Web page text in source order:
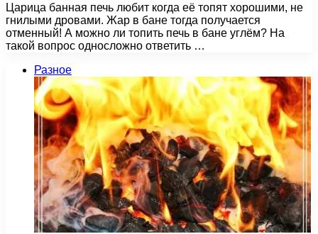
Царица банная печь любит когда её топят хорошими, не
гнилыми дровами. Жар в бане тогда получается
отменный! А можно ли топить печь в бане углём? На
такой вопрос односложно ответить …
Разное